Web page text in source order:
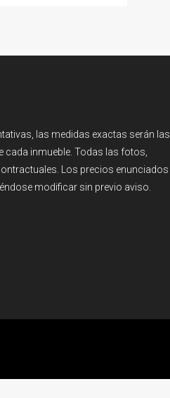
las medidas exactas serán las
cada inmueble. Todas las fotos,
Los precios enunciados
modificar sin previo aviso.